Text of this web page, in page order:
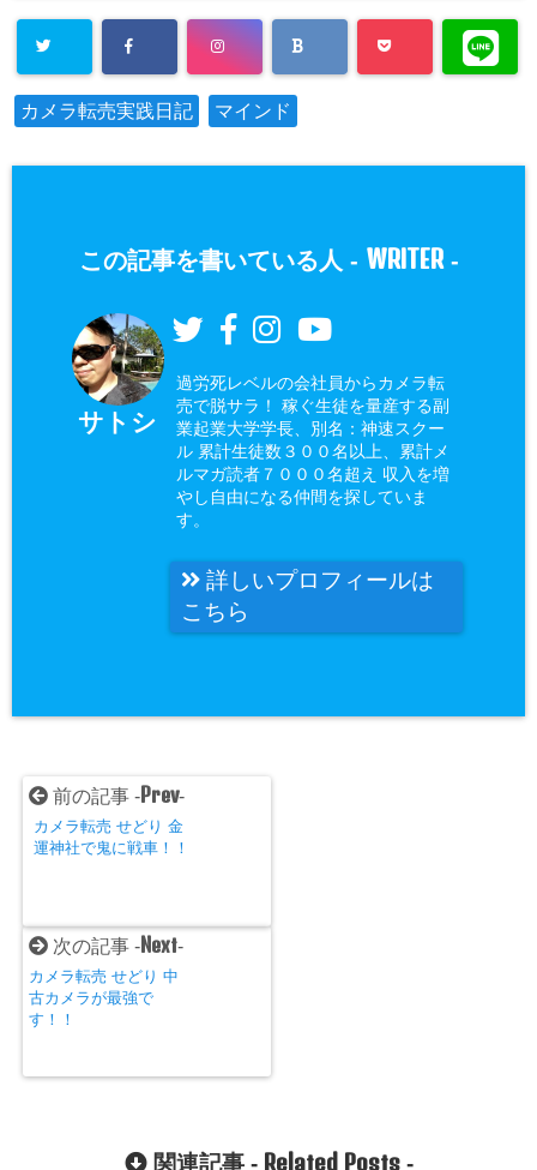
カメラ転売実践日記 マインド
この記事を書いている人 - WRITER-
サトシ
過労死レベルの会社員からカメラ転
売で脱サラ！ 稼ぐ生徒を量産する副
業起業大学学長、別名：神速スクー
ル 累計生徒数３００名以上、累計メ
ルマガ読者７０００名超え 収入を増
やし自由になる仲間を探していま
す。
詳しいプロフィールは
こちら
前の記事 - Prev-
カメラ転売 せどり 金
運神社で鬼に戦車！！
次の記事 - Next-
カメラ転売 せどり 中
古カメラが最強で
す！！
関連記事 - Related Posts-